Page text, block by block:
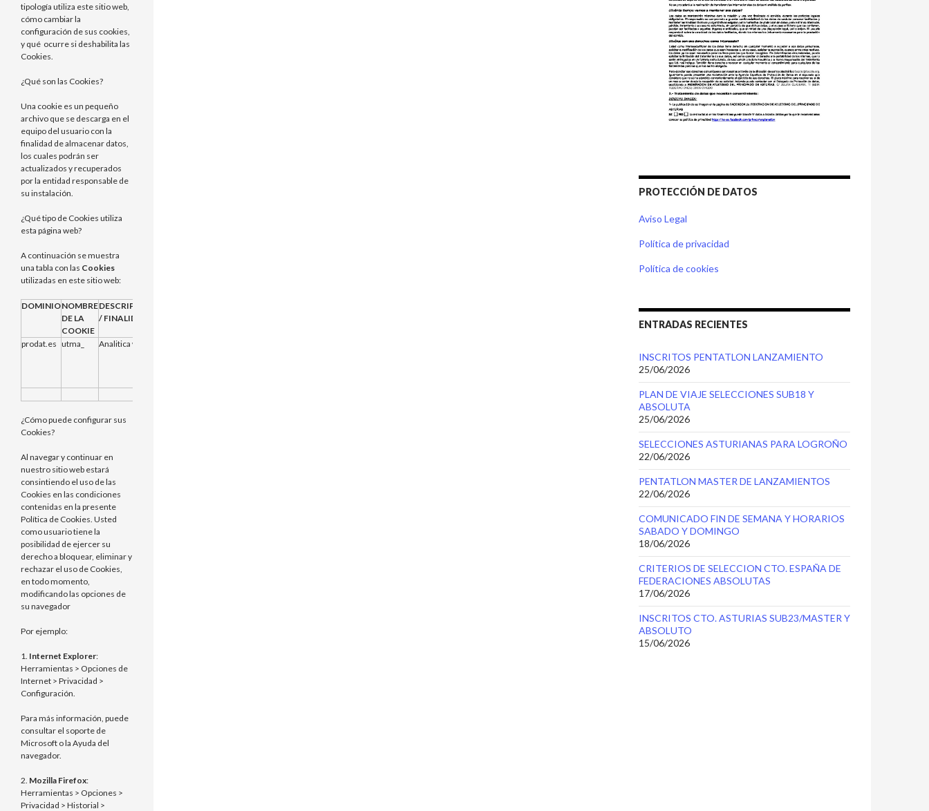
PROTECCIÓN DE DATOS
Aviso Legal
Política de privacidad
Política de cookies
ENTRADAS RECIENTES
INSCRITOS PENTATLON LANZAMIENTO
25/06/2026
PLAN DE VIAJE SELECCIONES SUB18 Y
ABSOLUTA
25/06/2026
SELECCIONES ASTURIANAS PARA LOGROÑO
22/06/2026
PENTATLON MASTER DE LANZAMIENTOS
22/06/2026
COMUNICADO FIN DE SEMANA Y HORARIOS
SABADO Y DOMINGO
18/06/2026
CRITERIOS DE SELECCION CTO. ESPAÑA DE
FEDERACIONES ABSOLUTAS
17/06/2026
INSCRITOS CTO. ASTURIAS SUB23/MASTER Y
ABSOLUTO
15/06/2026
tipología utiliza este sitio web,
cómo cambiar la
configuración de sus cookies,
y qué ocurre si deshabilita las
Cookies.
¿Qué son las Cookies?
Una cookie es un pequeño
archivo que se descarga en el
equipo del usuario con la
finalidad de almacenar datos,
los cuales podrán ser
actualizados y recuperados
por la entidad responsable de
su instalación.
¿Qué tipo de Cookies utiliza
esta página web?
A continuación se muestra
una tabla con las Cookies
utilizadas en este sitio web:
DOMINIONOMBRE
DE LA
COOKIE
DESCRIPCION
/ FINALIDAD
prodat.es utma_ Analitica web
¿Cómo puede configurar sus
Cookies?
Al navegar y continuar en
nuestro sitio web estará
consintiendo el uso de las
Cookies en las condiciones
contenidas en la presente
Política de Cookies. Usted
como usuario tiene la
posibilidad de ejercer su
derecho a bloquear, eliminar y
rechazar el uso de Cookies,
en todo momento,
modificando las opciones de
su navegador
Por ejemplo:
1. Internet Explorer:
Herramientas > Opciones de
Internet > Privacidad >
Configuración.
Para más información, puede
consultar el soporte de
Microsoft o la Ayuda del
navegador.
2. Mozilla Firefox:
Herramientas > Opciones >
Privacidad > Historial >